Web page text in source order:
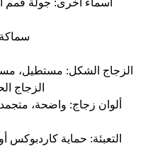
أسماء أخرى: جولة قمم
سماكة الزجاج:
الزجاج الشكل: مستطيل،
الزجاج
ألوان زجاج: واضحة،
التعبئة: حماية